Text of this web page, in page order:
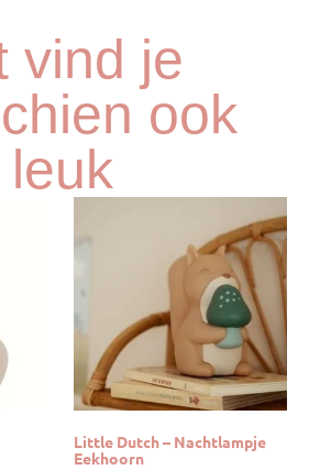
vind je
ook
leuk
Little Dutch – Nachtlampje
Eekhoorn